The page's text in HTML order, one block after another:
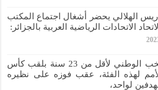
الهلالي يحضر أشغال اجتماع المكتب
الاتحادات الرياضية العربية بالجزائر:
توج المنتخب الوطني لأقل من 23 سنة بلقب كأس
للأمم لهذه الفئة، عقب فوزه على نظيره
لواحد،